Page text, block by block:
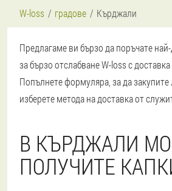
W-loss градове Кърджали
Предлагаме ви бързо да поръчате
за бързо отслабване W-loss с
Попълнете формуляра, за да закупите
изберете метода на доставка от
В КЪРДЖАЛИ
ПОЛУЧИТЕ